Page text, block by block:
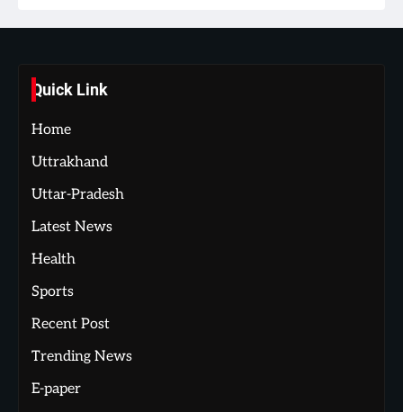
Quick Link
Home
Uttrakhand
Uttar-Pradesh
Latest News
Health
Sports
Recent Post
Trending News
E-paper